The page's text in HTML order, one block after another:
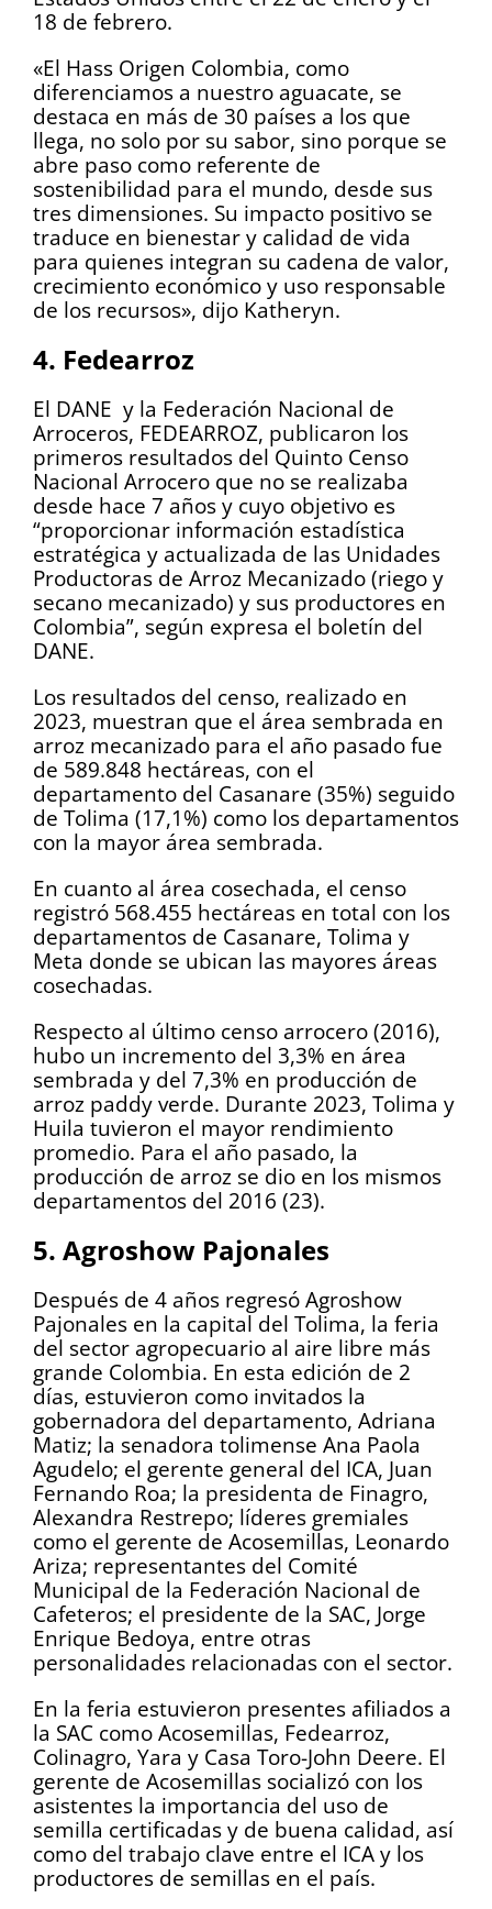
18 de febrero.
«El Hass Origen Colombia, como
diferenciamos a nuestro aguacate, se
destaca en más de 30 países a los que
llega, no solo por su sabor, sino porque se
abre paso como referente de
sostenibilidad para el mundo, desde sus
tres dimensiones. Su impacto positivo se
traduce en bienestar y calidad de vida
para quienes integran su cadena de valor,
crecimiento económico y uso responsable
de los recursos», dijo Katheryn.
4. Fedearroz
El DANE y la Federación Nacional de
Arroceros, FEDEARROZ, publicaron los
primeros resultados del Quinto Censo
Nacional Arrocero que no se realizaba
desde hace 7 años y cuyo objetivo es
“proporcionar información estadística
estratégica y actualizada de las Unidades
Productoras de Arroz Mecanizado (riego y
secano mecanizado) y sus productores en
Colombia”, según expresa el boletín del
DANE.
Los resultados del censo, realizado en
2023, muestran que el área sembrada en
arroz mecanizado para el año pasado fue
de 589.848 hectáreas, con el
departamento del Casanare (35%) seguido
de Tolima (17,1%) como los departamentos
con la mayor área sembrada.
En cuanto al área cosechada, el censo
registró 568.455 hectáreas en total con los
departamentos de Casanare, Tolima y
Meta donde se ubican las mayores áreas
cosechadas.
Respecto al último censo arrocero (2016),
hubo un incremento del 3,3% en área
sembrada y del 7,3% en producción de
arroz paddy verde. Durante 2023, Tolima y
Huila tuvieron el mayor rendimiento
promedio. Para el año pasado, la
producción de arroz se dio en los mismos
departamentos del 2016 (23).
5. Agroshow Pajonales
Después de 4 años regresó Agroshow
Pajonales en la capital del Tolima, la feria
del sector agropecuario al aire libre más
grande Colombia. En esta edición de 2
días, estuvieron como invitados la
gobernadora del departamento, Adriana
Matiz; la senadora tolimense Ana Paola
Agudelo; el gerente general del ICA, Juan
Fernando Roa; la presidenta de Finagro,
Alexandra Restrepo; líderes gremiales
como el gerente de Acosemillas, Leonardo
Ariza; representantes del Comité
Municipal de la Federación Nacional de
Cafeteros; el presidente de la SAC, Jorge
Enrique Bedoya, entre otras
personalidades relacionadas con el sector.
En la feria estuvieron presentes afiliados a
la SAC como Acosemillas, Fedearroz,
Colinagro, Yara y Casa Toro-John Deere. El
gerente de Acosemillas socializó con los
asistentes la importancia del uso de
semilla certificadas y de buena calidad, así
como del trabajo clave entre el ICA y los
productores de semillas en el país.